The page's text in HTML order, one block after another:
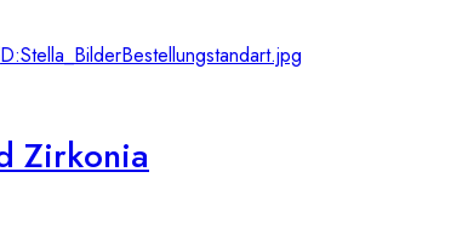
Zirkonia